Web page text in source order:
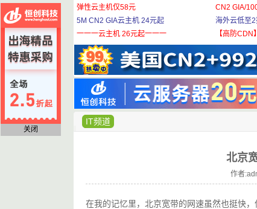
弹性云主机仅58元
5M CN2 GIA云主机 24元起
一一一云主机 26元起一一一
CN2 GIA/
海外云低至
【高防
IT频道
北京
作者
在我的记忆里，北京宽带的网速虽然也挺快
关闭